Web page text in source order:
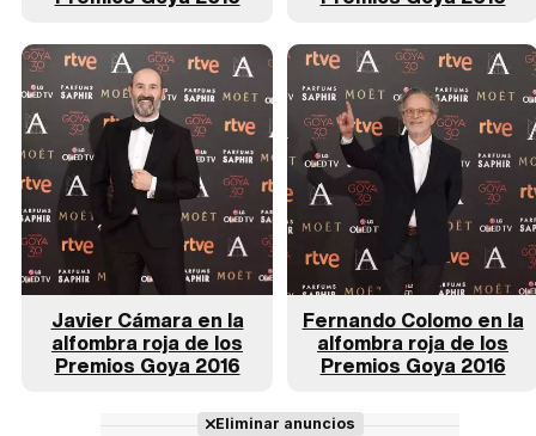
Javier Cámara en la
alfombra roja de los
Premios Goya 2016
Fernando Colomo en la
alfombra roja de los
Premios Goya 2016
Eliminar anuncios